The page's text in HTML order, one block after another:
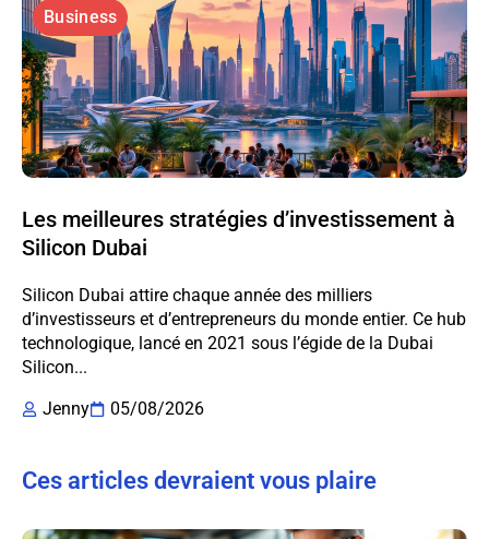
Business
Les meilleures stratégies d’investissement à
Silicon Dubai
Silicon Dubai attire chaque année des milliers
d’investisseurs et d’entrepreneurs du monde entier. Ce hub
technologique, lancé en 2021 sous l’égide de la Dubai
Silicon...
Jenny
05/08/2026
Ces articles devraient vous plaire